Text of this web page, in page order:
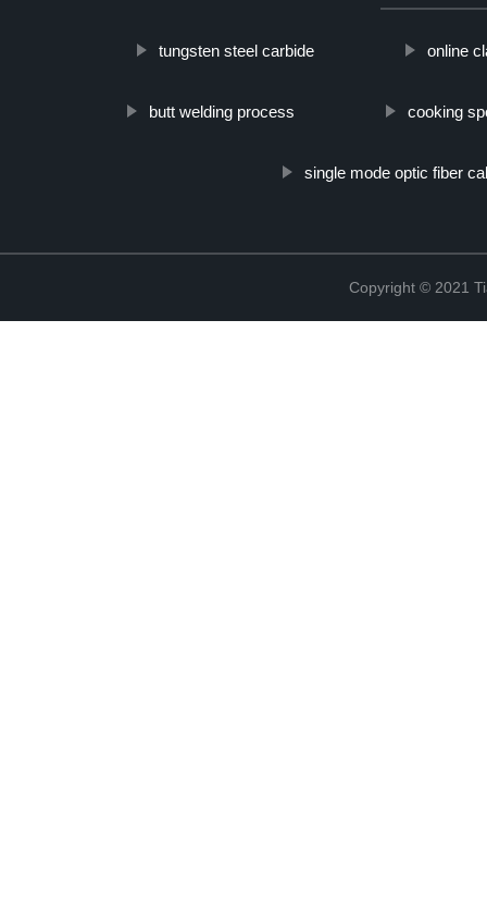
tungsten steel carbide online
butt welding process cooking
single mode optic fiber
Copyright © 2021